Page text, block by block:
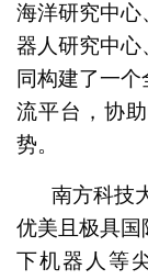
海洋研究中
器人研究中
同构建了一
流平台，协
势。
南方科技
优美且极具国
下机器人等